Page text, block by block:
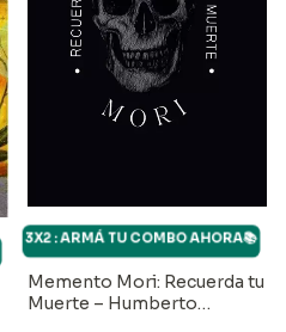
Memento Mori: Recuerda tu
Muerte – Humberto
3X2 : ARMÁ TU COMBO AHORA📚